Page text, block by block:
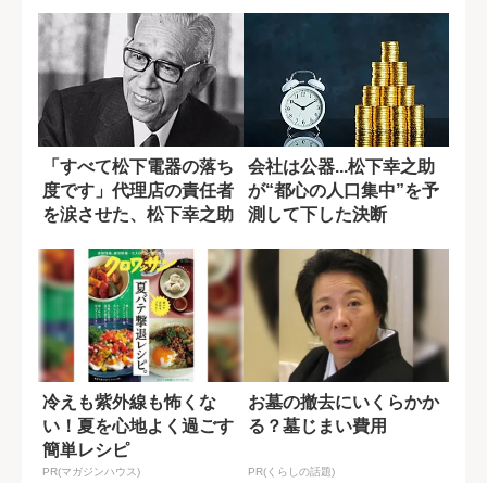
「すべて松下電器の落ち
度です」代理店の責任者
を涙させた、松下幸之助
会社は公器...松下幸之助
が“都心の人口集中”を予
測して下した決断
冷えも紫外線も怖くな
い！夏を心地よく過ごす
簡単レシピ
PR(マガジンハウス)
お墓の撤去にいくらかか
る？墓じまい費用
PR(くらしの話題)